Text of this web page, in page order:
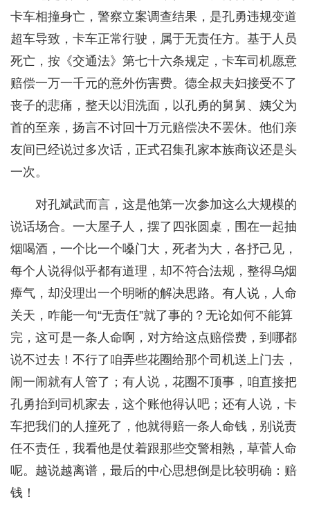
卡车相撞身亡，警察立案调查结果，是孔勇违规变道
超车导致，卡车正常行驶，属于无责任方。基于人员
死亡，按《交通法》第七十六条规定，卡车司机愿意
赔偿一万一千元的意外伤害费。德全叔夫妇接受不了
丧子的悲痛，整天以泪洗面，以孔勇的舅舅、姨父为
首的至亲，扬言不讨回十万元赔偿决不罢休。他们亲
友间已经说过多次话，正式召集孔家本族商议还是头
一次。
对孔斌武而言，这是他第一次参加这么大规模的
说话场合。一大屋子人，摆了四张圆桌，围在一起抽
烟喝酒，一个比一个嗓门大，死者为大，各抒己见，
每个人说得似乎都有道理，却不符合法规，整得乌烟
瘴气，却没理出一个明晰的解决思路。有人说，人命
关天，咋能一句“无责任”就了事的？无论如何不能算
完，这可是一条人命啊，对方给这点赔偿费，到哪都
说不过去！不行了咱弄些花圈给那个司机送上门去，
闹一闹就有人管了；有人说，花圈不顶事，咱直接把
孔勇抬到司机家去，这个账他得认吧；还有人说，卡
车把我们的人撞死了，他就得赔一条人命钱，别说责
任不责任，我看他是仗着跟那些交警相熟，草菅人命
呢。越说越离谱，最后的中心思想倒是比较明确：赔
钱！